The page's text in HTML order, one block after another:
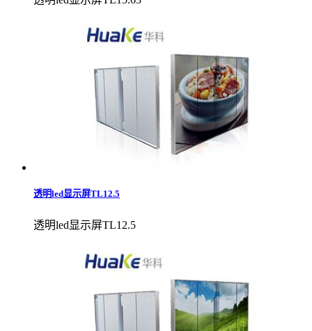
透明led显示屏TL12.5
透明led显示屏TL12.5